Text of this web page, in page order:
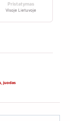
Pristatymas
Visoje Lietuvoje
juodas